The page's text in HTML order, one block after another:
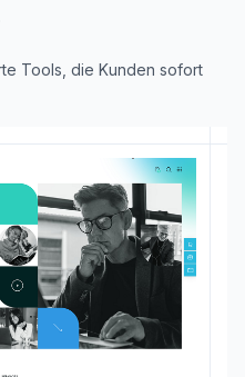
Tools, die Kunden sofort